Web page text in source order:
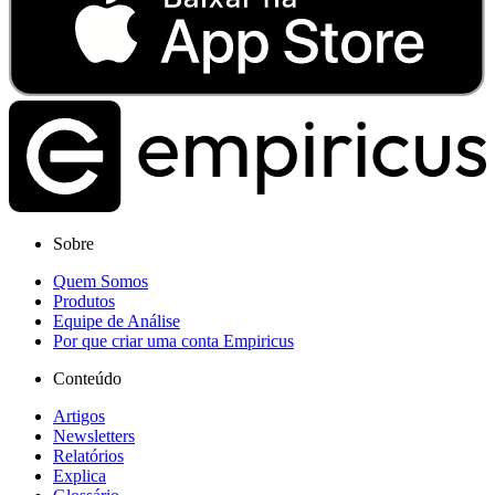
Sobre
Quem Somos
Produtos
Equipe de Análise
Por que criar uma conta Empiricus
Conteúdo
Artigos
Newsletters
Relatórios
Explica